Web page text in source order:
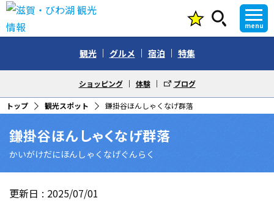
menu
観光 グルメ 宿泊 特集
ショッピング 体験 ブログ
トップ 観光スポット 鎌掛谷ほんしゃくなげ群落
鎌掛谷ほんしゃくなげ群落
かいがけだにほんしゃくなげぐんらく
更新日 2025/07/01